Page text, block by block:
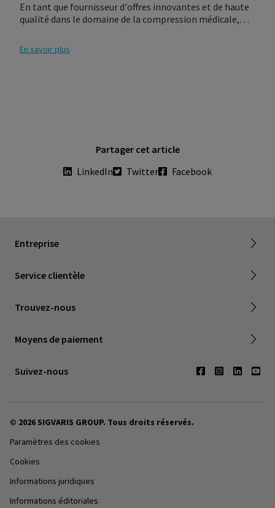
En tant que fournisseur d'offres innovantes et de haute
qualité dans le domaine de la compression médicale,
aujourd'hui et pour demain, nous nous engageons, par le
biais du développement continu et de l'innovation, à
En savoir plus
Partager cet article
LinkedIn
Twitter Facebook
Entreprise
FAQ
Service clientèle
Société Canadienne de Phlebologie
Trouvez-nous
Contactez-nous
Moyens de paiement
Suivez-nous
© 2026 SIGVARIS GROUP. Tous droits réservés.
Paramètres des cookies
Cookies
Informations juridiques
Informations éditoriales